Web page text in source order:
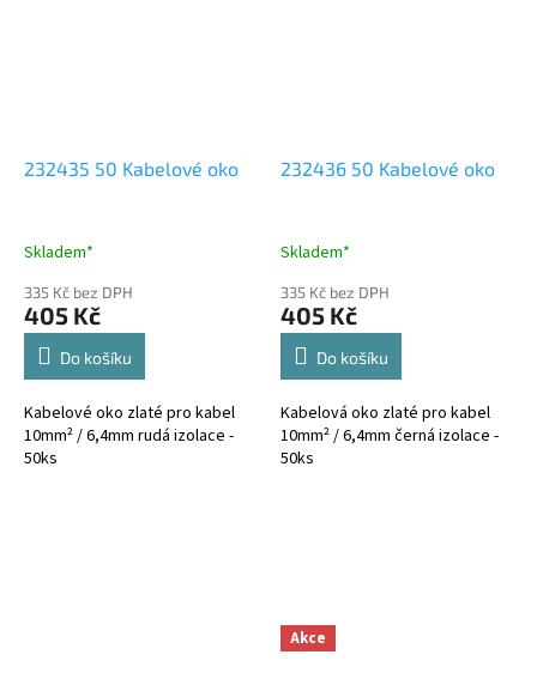
232435 50 Kabelové oko
Skladem*
335 Kč bez DPH
405 Kč
Do košíku
Kabelové oko zlaté pro kabel
10mm² / 6,4mm rudá izolace -
50ks
232436 50 Kabelové oko
Skladem*
335 Kč bez DPH
405 Kč
Do košíku
Kabelová oko zlaté pro kabel
10mm² / 6,4mm černá izolace -
50ks
Akce